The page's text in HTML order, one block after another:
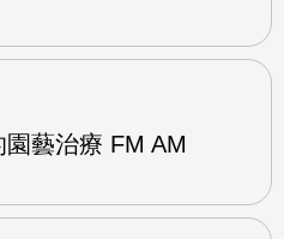
藝治療 FM AM